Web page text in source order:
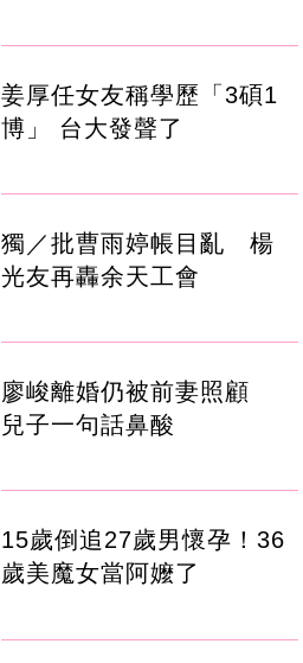
姜厚任女友稱學歷「3碩1
博」 台大發聲了
獨／批曹雨婷帳目亂 楊
光友再轟余天工會
廖峻離婚仍被前妻照顧
兒子一句話鼻酸
15歲倒追27歲男懷孕！36
歲美魔女當阿嬤了